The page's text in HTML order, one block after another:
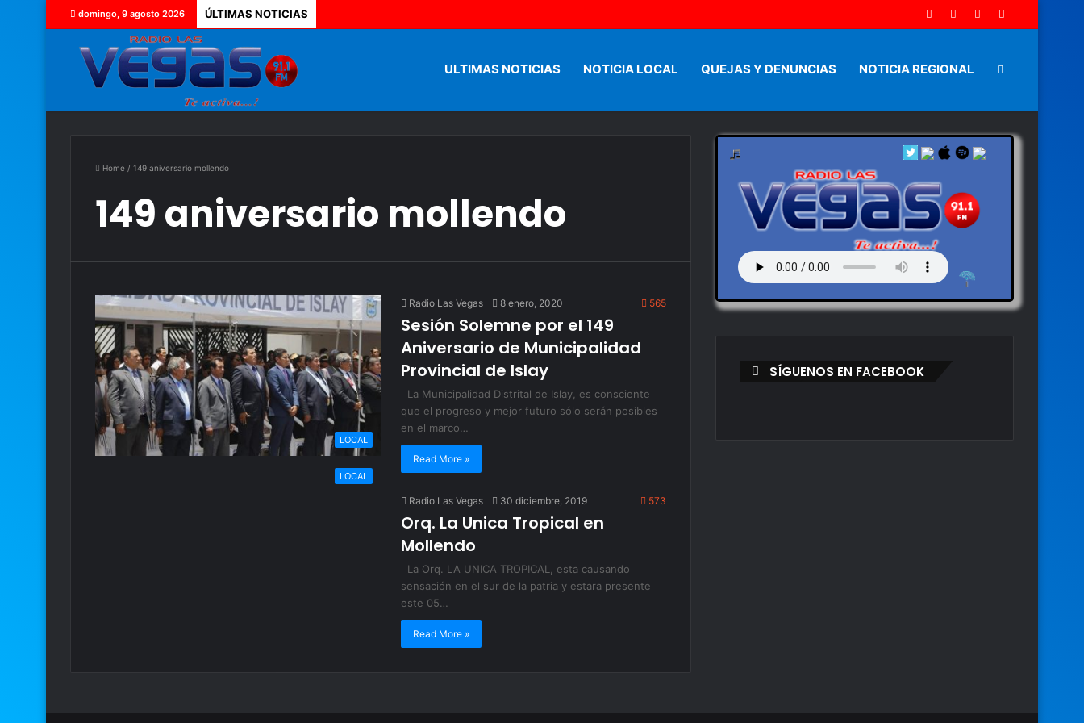
domingo, 9 agosto 2026 ÚLTIMAS NOTICIAS
ULTIMAS NOTICIAS NOTICIA LOCAL QUEJAS Y DENUNCIAS NOTICIA REGIONAL Artículo
Home / 149 aniversario mollendo
149 aniversario mollendo
LOCAL
Radio Las Vegas 8 enero, 2020 565
Sesión Solemne por el 149
Aniversario de Municipalidad
Provincial de Islay
La Municipalidad Distrital de Islay, es consciente
que el progreso y mejor futuro sólo serán posibles
en el marco…
Read More »
LOCAL
Radio Las Vegas 30 diciembre, 2019 573
Orq. La Unica Tropical en
Mollendo
La Orq. LA UNICA TROPICAL, esta causando
sensación en el sur de la patria y estara presente
este 05…
Read More »
SÍGUENOS EN FACEBOOK